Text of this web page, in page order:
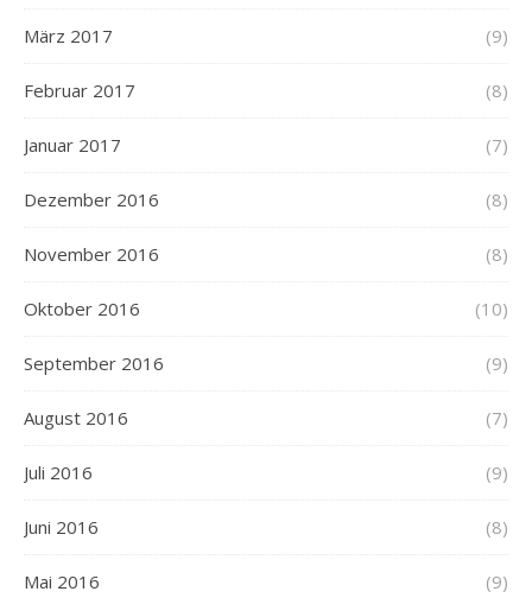
März 2017 (9)
Februar 2017 (8)
Januar 2017 (7)
Dezember 2016 (8)
November 2016 (8)
Oktober 2016 (10)
September 2016 (9)
August 2016 (7)
Juli 2016 (9)
Juni 2016 (8)
Mai 2016 (9)